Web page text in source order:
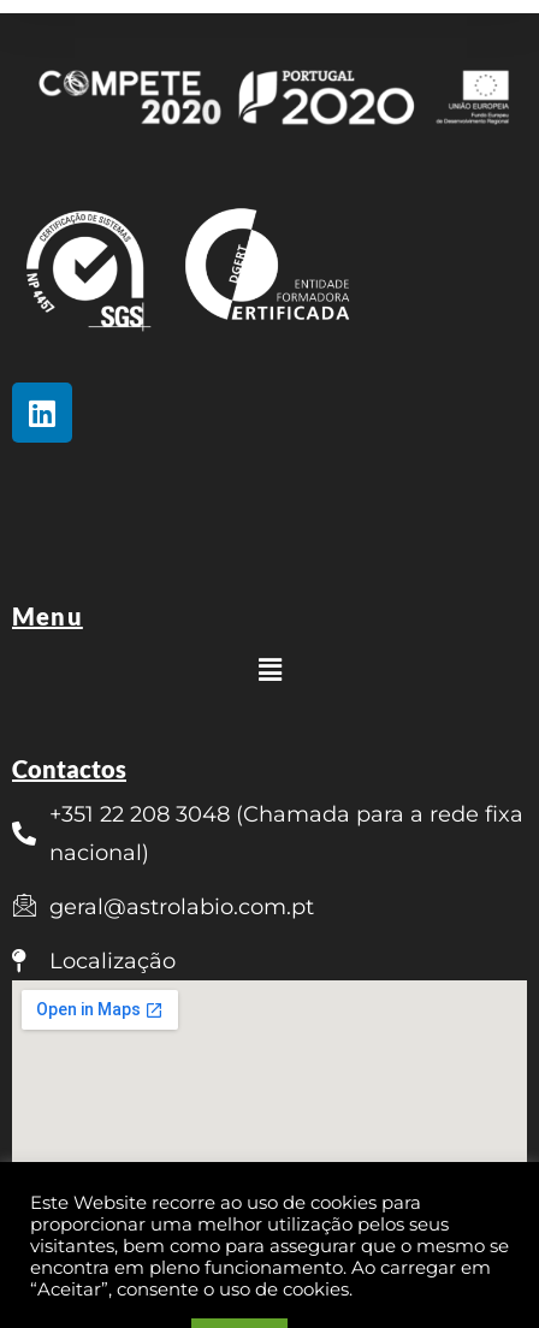
Menu
Contactos
+351 22 208 3048 (Chamada para a rede fixa
nacional)
geral@astrolabio.com.pt
Localização
Copyright © 2026 Astrolábio Orientação e Estratégia, S.A. |
Todos os direitos reservados | Astrolábio
Este Website recorre ao uso de cookies para
proporcionar uma melhor utilização pelos seus
visitantes, bem como para assegurar que o mesmo se
encontra em pleno funcionamento. Ao carregar em
“Aceitar”, consente o uso de cookies.